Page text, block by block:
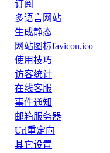
订阅
多语言网站
生成静态
网站图标favicon.ico
使用技巧
访客统计
在线客服
事件通知
邮箱服务器
Url重定向
其它设置